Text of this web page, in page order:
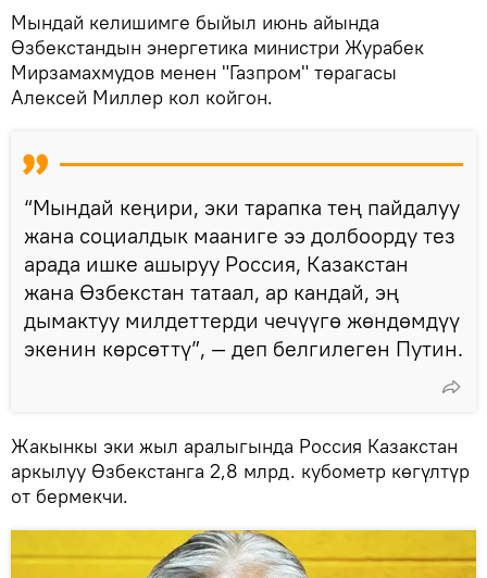
Мындай келишимге быйыл июнь айында
Өзбекстандын энергетика министри Журабек
Мирзамахмудов менен "Газпром" төрагасы
Алексей Миллер кол койгон.
“Мындай кеңири, эки тарапка тең пайдалуу
жана социалдык мааниге ээ долбоорду тез
арада ишке ашыруу Россия, Казакстан
жана Өзбекстан татаал, ар кандай, эң
дымактуу милдеттерди чечүүгө жөндөмдүү
экенин көрсөттү”, — деп белгилеген Путин.
Жакынкы эки жыл аралыгында Россия Казакстан
аркылуу Өзбекстанга 2,8 млрд. кубометр көгүлтүр
от бермекчи.